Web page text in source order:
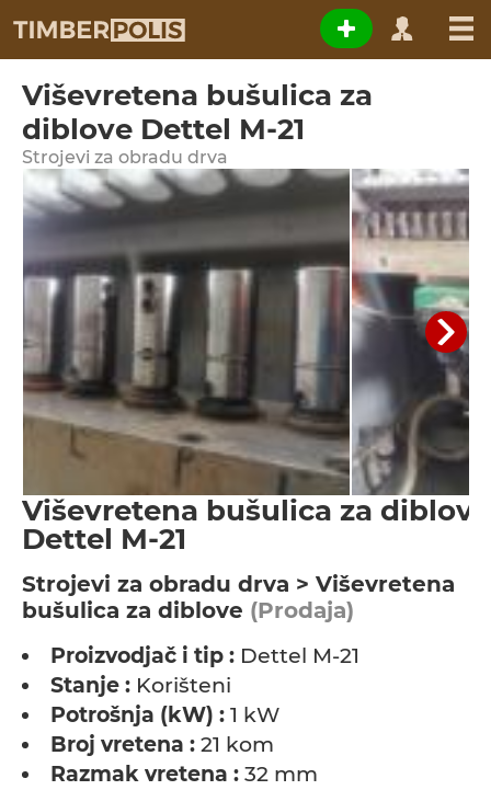
Viševretena bušulica za
diblove Dettel M-21
Strojevi za obradu drva
Viševretena bušulica za
Dettel M-21
Strojevi za obradu drva > Viševretena
bušulica za diblove (Prodaja)
Proizvodjač i tip : Dettel M-21
Stanje : Korišteni
Potrošnja (kW) : 1 kW
Broj vretena : 21 kom
Razmak vretena : 32 mm